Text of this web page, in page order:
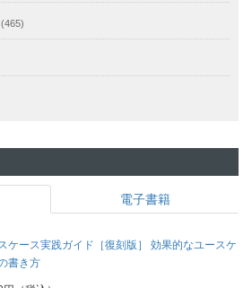
(465)
電子書籍
ケース実践ガイド［復刻版］ 効果的なユースケ
書き方